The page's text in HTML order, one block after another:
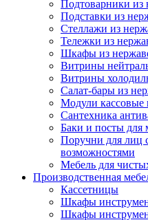
Подтоварники из
Подставки из
Стеллажи из
Тележки из
Шкафы из
Витрины
Витрины
Салат-бары из
Модули кассовые
Сантехника
Баки и посты для
Поручни для лиц
возможностями
Мебель для
Производственная
Кассетницы
Шкафы
Шкафы